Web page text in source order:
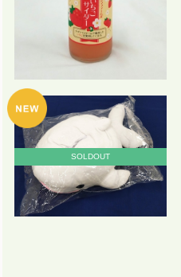
SOLDOUT